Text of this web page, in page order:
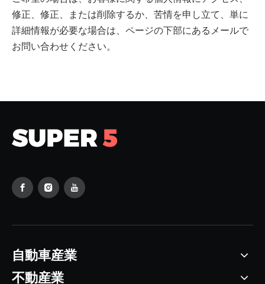
修正、修正、または削除するか、苦情を申し立て、単に
詳細情報が必要な場合は、ページの下部にあるメールで
お問い合わせください。
自動車産業
不動産業